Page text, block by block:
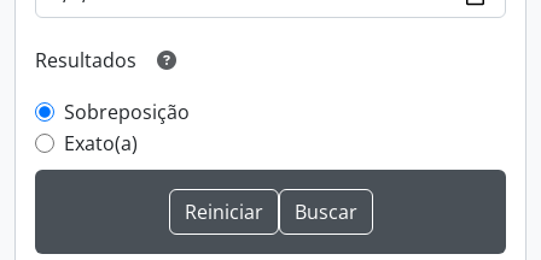
Resultados
Sobreposição
Exato(a)